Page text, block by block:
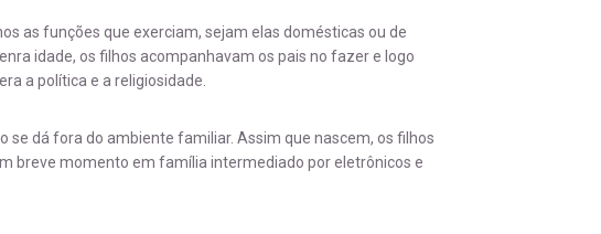
as funções que exerciam, sejam elas domésticas ou de
idade, os filhos acompanhavam os pais no fazer e logo
a política e a religiosidade.
se dá fora do ambiente familiar. Assim que nascem, os filhos
breve momento em família intermediado por eletrônicos e